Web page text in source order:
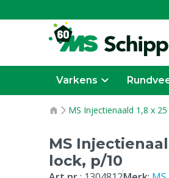
Varkens
MS Injectienaald 1,8 x
MS
lock, p/10